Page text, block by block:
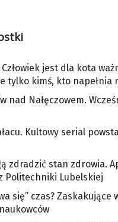
jest dla kota
tylko kimś, kto napełnia
nad Nałęczowem.
Kultowy serial
zdradzić stan zdrowia.
Politechniki Lubelskiej
się” czas? Zaskakujące